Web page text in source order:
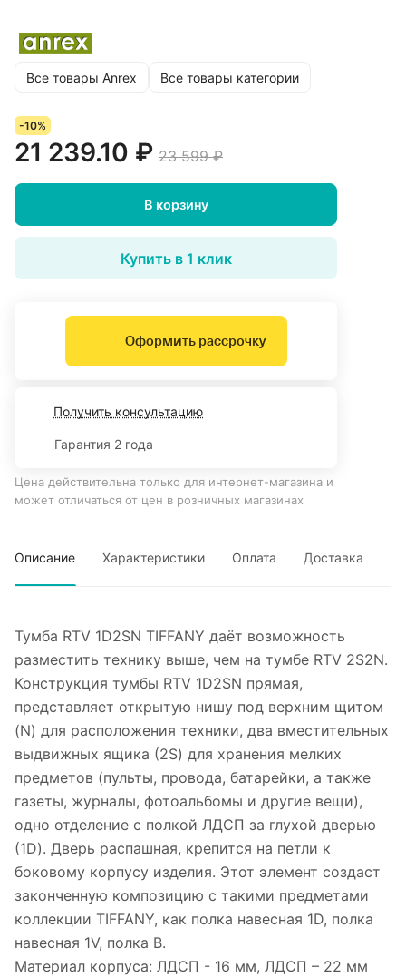
Все товары Anrex Все товары категории
-10%
21 239.10 ₽ 23 599 ₽
В корзину
Купить в 1 клик
Оформить рассрочку
Получить консультацию
Гарантия 2 года
Цена действительна только для интернет-магазина и
может отличаться от цен в розничных магазинах
Описание Характеристики Оплата Доставка
Тумба RTV 1D2SN TIFFANY даёт возможность
разместить технику выше, чем на тумбе RTV 2S2N.
Конструкция тумбы RTV 1D2SN прямая,
представляет открытую нишу под верхним щитом
(N) для расположения техники, два вместительных
выдвижных ящика (2S) для хранения мелких
предметов (пульты, провода, батарейки, а также
газеты, журналы, фотоальбомы и другие вещи),
одно отделение с полкой ЛДСП за глухой дверью
(1D). Дверь распашная, крепится на петли к
боковому корпусу изделия. Этот элемент создаст
законченную композицию с такими предметами
коллекции TIFFANY, как полка навесная 1D, полка
навесная 1V, полка B.
Материал корпуса: ЛДСП - 16 мм, ЛДСП – 22 мм